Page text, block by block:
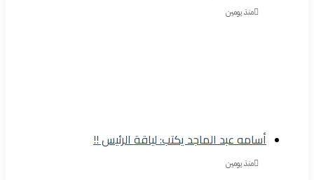
منذ يومين
أسامه عبد الماجد يكتب: لياقة الرئيس !!
منذ يومين